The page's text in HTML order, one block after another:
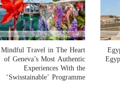
Mindful Travel in The Heart
of Geneva’s Most Authentic
Experiences With the
‘Swisstainable’ Programme